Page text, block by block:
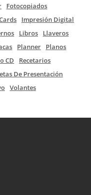
Fotocopiados
Impresión Digital
Libros
Llaveros
Planner
Planos
CD
Recetarios
De Presentación
Volantes